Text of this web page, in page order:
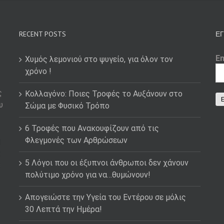
RECENT POSTS
Χυμός λεμονιού στο ψυγείο, για όλον τον
χρόνο !
Κολλαγόνο: Ποιες Τροφές το Αυξάνουν στο
Σώμα με Φυσικό Τρόπο
6 Τροφές που Ανακουφίζουν από τις
Φλεγμονές των Αρθρώσεων
5 Λόγοι που οι έξυπνοι άνθρωποι δεν χάνουν
πολύτιμο χρόνο για να…θυμώνουν!
Απογειώστε την Υγεία του Εντέρου σε μόλις
30 Λεπτά την Ημέρα!